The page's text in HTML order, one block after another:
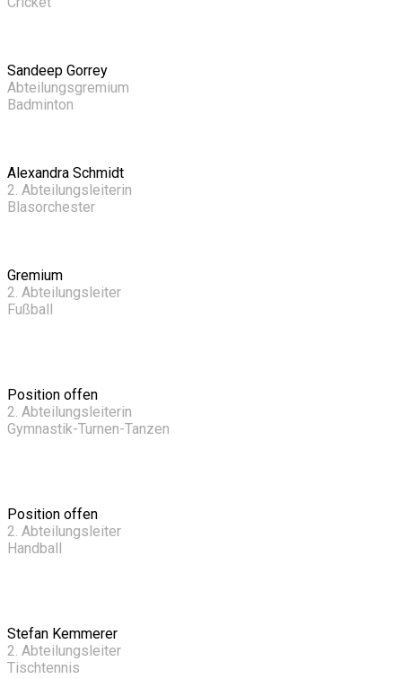
Sandeep Gorrey
Abteilungsgremium
Badminton
Alexandra Schmidt
2. Abteilungsleiterin
Blasorchester
Gremium
2. Abteilungsleiter
Fußball
Position offen
2. Abteilungsleiterin
Gymnastik-Turnen-Tanzen
Position offen
2. Abteilungsleiter
Handball
Stefan Kemmerer
2. Abteilungsleiter
Tischtennis